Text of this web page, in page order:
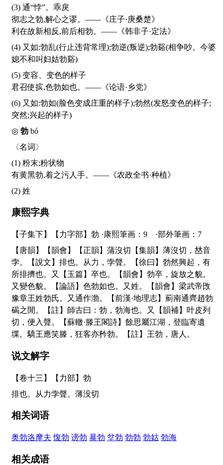
(3) 通“悖”。乖戾
彻志之勃,解心之谬。——《庄子·庚桑楚》
利在故新相反,前后相勃。——《韩非子·定法》
(4) 又如:勃乱(行止违背常理);勃逆(叛逆);勃谿(相争吵。今婆
媳不和叫妇姑勃谿)
(5) 变容、变色的样子
君召使摈,色勃如也。——《论语·乡党》
(6) 又如:勃如(脸色变成庄重的样子);勃然(发怒变色的样子;
突然;兴起的样子)
勃 bó
〈名词〉
(1) 粉末;粉状物
有黄黑勃,着之污人手。——《农政全书·种植》
(2) 姓
康熙字典
【子集下】【力字部】勃 ·康熙筆画：9 ·部外筆画：7
【唐韻】【韻會】【正韻】蒲沒切【集韻】薄沒切， 𠀤音
孛。【說文】排也。从力，孛聲。【徐曰】勃然興起，有
所排擠也。又【玉篇】卒也。【韻會】勃卒，旋放之貌。
又變色貌。【論語】色勃如也。又姓。【韻會】梁武帝攺
豫章王姓勃氏。又通作渤。【前漢·地理志】薊南通齊趙勃
碣之閒。【註】師古曰：勃，勃海也。又【韻補】叶皮列
切，便入聲。【蘇轍·滕王閣詩】餘思屬江湖，登臨寄遺
堞。驕王應笑滕，狂客亦矜勃。【註】王勃，唐人。
说文解字
【卷十三】【力部】 勃
排也。从力孛聲。薄没切
相关词语
奥勃洛摩夫 愎勃 谤勃 暴勃 坌勃 勃勃 勃姑 勃海
相关成语